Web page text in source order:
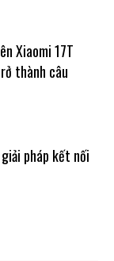
Xiaomi 17T
thành câu
pháp kết nối